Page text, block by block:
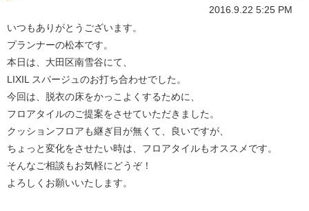
2016.9.22 5:25 PM
いつもありがとうございます。
プランナーの松本です。
本日は、大田区南雪谷にて、
LIXIL スパージュのお打ち合わせでした。
今回は、脱衣の床をかっこよくするために、
フロアタイルのご提案をさせていただきました。
クッションフロアも継ぎ目が無くて、良いですが、
ちょっと変化をさせたい時は、フロアタイルもオススメです。
そんなご相談もお気軽にどうぞ！
よろしくお願いいたします。